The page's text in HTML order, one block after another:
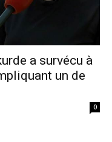
a survécu à
un de
0